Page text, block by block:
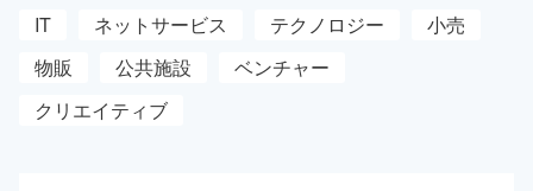
IT ネットサービス テクノロジー
小売
物販
公共施設
ベンチャー
クリエイティブ